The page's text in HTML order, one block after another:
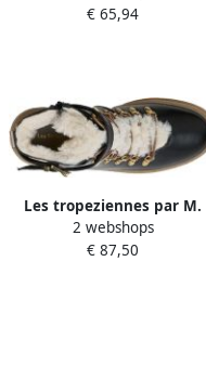
van Les Zamy
€ 65,94
Les tropeziennes par M.
Belarbi Leren enkellaarsjes
Valeria
2 webshops
€ 87,50